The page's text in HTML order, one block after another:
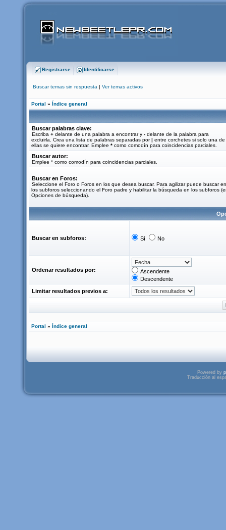
Registrarse Identificarse
Buscar temas sin respuesta | Ver temas activos
Portal » Índice general
Buscar palabras clave:
Escriba + delante de una palabra a encontrar y - delante de la palabra para
excluirla. Crea una lista de palabras separadas por| entre corchetes si solo una de
ellas se quiere encontrar. Emplee * como comodín para coincidencias parciales.
Buscar autor:
Emplee * como comodín para coincidencias parciales.
Buscar en Foros:
Seleccione el Foro o Foros en los que desea buscar. Para agilizar puede buscar en
los subforos seleccionando el Foro padre y habilitar la búsqueda en los subforos
Opciones de búsqueda).
Buscar en subforos: Sí No
Ordenar resultados por:
Ascendente
Descendente
Limitar resultados previos a:
Portal » Índice general
Powered by
Traducción al